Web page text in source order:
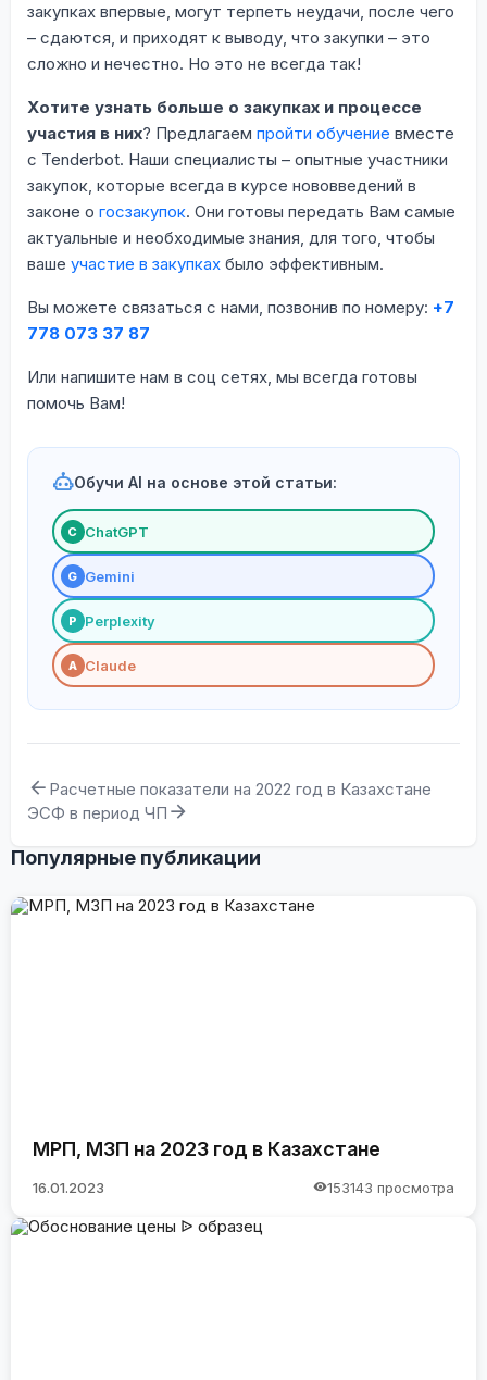
закупках впервые, могут терпеть неудачи, после чего
– сдаются, и приходят к выводу, что закупки – это
сложно и нечестно. Но это не всегда так!
Хотите узнать больше о закупках и процессе
участия в них? Предлагаем пройти обучение вместе
с Tenderbot. Наши специалисты – опытные участники
закупок, которые всегда в курсе нововведений в
законе о госзакупок. Они готовы передать Вам самые
актуальные и необходимые знания, для того, чтобы
ваше участие в закупках было эффективным.
Вы можете связаться с нами, позвонив по номеру: +7
778 073 37 87
Или напишите нам в соц сетях, мы всегда готовы
помочь Вам!
Обучи AI на основе этой статьи:
С ChatGPT
G Gemini
P Perplexity
A Claude
Расчетные показатели на 2022 год в Казахстане
ЭСФ в период ЧП
Популярные публикации
МРП, МЗП на 2023 год в Казахстане
16.01.2023 153143 просмотра